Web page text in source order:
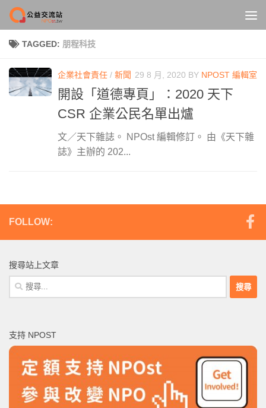
Skip to content
TAGGED: 朋程科技
企業社會責任 / 新聞 29 8 月, 2020 BY NPOST 編輯室
開設「道德專頁」：2020 天下
CSR 企業公民名單出爐
文／天下雜誌。 NPOst 編輯修訂。 由《天下雜
誌》主辦的 202...
FOLLOW:
搜尋站上文章
搜
尋
字:
支持 NPOST